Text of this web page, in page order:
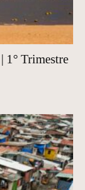
1° Trimestre